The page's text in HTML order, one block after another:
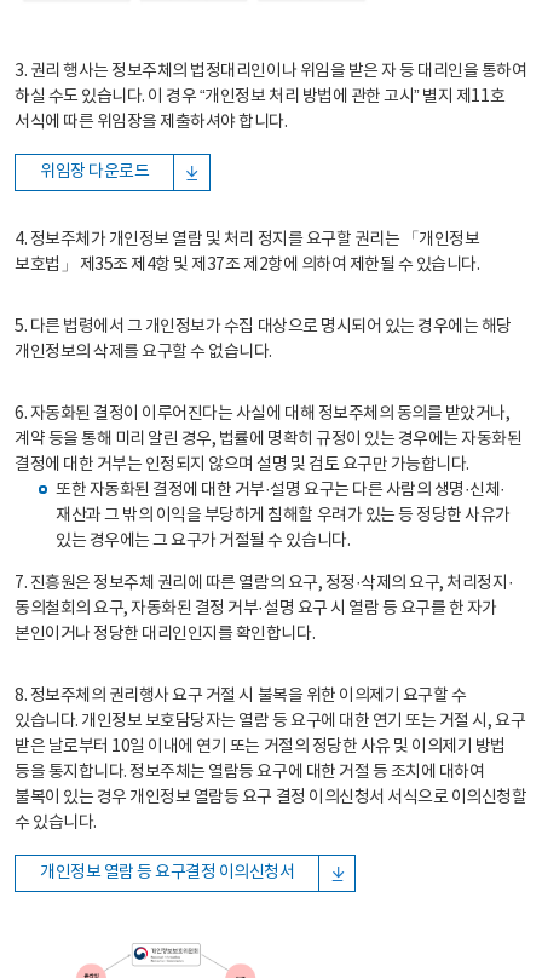
3. 권리 행사는 정보주체의 법정대리인이나 위임을 받은 자 등 대리인을 통하여
하실 수도 있습니다. 이 경우 “개인정보 처리 방법에 관한 고시” 별지 제11호
서식에 따른 위임장을 제출하셔야 합니다.
위임장 다운로드
4. 정보주체가 개인정보 열람 및 처리 정지를 요구할 권리는 「개인정보
보호법」 제35조 제4항 및 제37조 제2항에 의하여 제한될 수 있습니다.
5. 다른 법령에서 그 개인정보가 수집 대상으로 명시되어 있는 경우에는 해당
개인정보의 삭제를 요구할 수 없습니다.
6. 자동화된 결정이 이루어진다는 사실에 대해 정보주체의 동의를 받았거나,
계약 등을 통해 미리 알린 경우, 법률에 명확히 규정이 있는 경우에는 자동화된
결정에 대한 거부는 인정되지 않으며 설명 및 검토 요구만 가능합니다.
또한 자동화된 결정에 대한 거부·설명 요구는 다른 사람의 생명·신체·
재산과 그 밖의 이익을 부당하게 침해할 우려가 있는 등 정당한 사유가
있는 경우에는 그 요구가 거절될 수 있습니다.
7. 진흥원은 정보주체 권리에 따른 열람의 요구, 정정·삭제의 요구, 처리정지·
동의철회의 요구, 자동화된 결정 거부·설명 요구 시 열람 등 요구를 한 자가
본인이거나 정당한 대리인인지를 확인합니다.
8. 정보주체의 권리행사 요구 거절 시 불복을 위한 이의제기 요구할 수
있습니다. 개인정보 보호담당자는 열람 등 요구에 대한 연기 또는 거절 시, 요구
받은 날로부터 10일 이내에 연기 또는 거절의 정당한 사유 및 이의제기 방법
등을 통지합니다. 정보주체는 열람등 요구에 대한 거절 등 조치에 대하여
불복이 있는 경우 개인정보 열람등 요구 결정 이의신청서 서식으로 이의신청할
수 있습니다.
개인정보 열람 등 요구결정 이의신청서